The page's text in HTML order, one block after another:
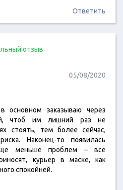
Ответить
отзыв
05/08/2020
основном заказываю через
чтоб им лишний раз не
стоять, тем более сейчас,
Наконец-то появилась
меньше проблем – все
курьер в маске, как
спокойней.